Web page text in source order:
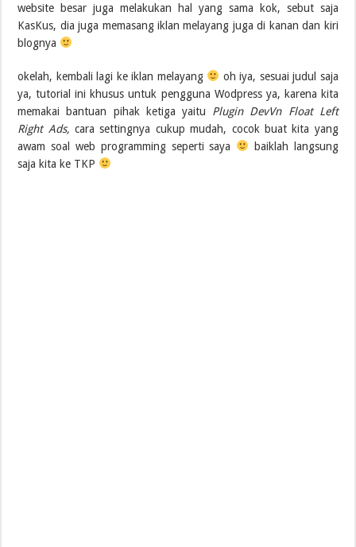
website besar juga melakukan hal yang sama kok, sebut saja
KasKus, dia juga memasang iklan melayang juga di kanan dan kiri
blognya
okelah, kembali lagi ke iklan melayang
oh iya, sesuai judul saja
ya, tutorial ini khusus untuk pengguna Wodpress ya, karena kita
memakai bantuan pihak ketiga yaitu Plugin DevVn Float Left
Right Ads,cara settingnya cukup mudah, cocok buat kita yang
awam soal web programming seperti saya
baiklah langsung
saja kita ke TKP